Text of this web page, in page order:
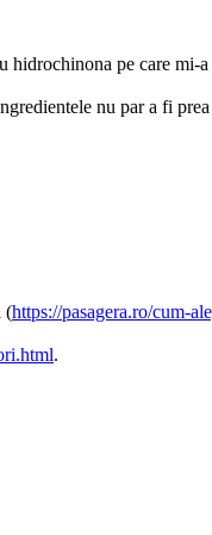
pe care mi-
nu par a fi
(https://pasagera.ro/cum-
.